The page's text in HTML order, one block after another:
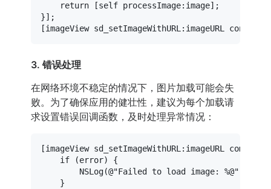
    return [self processImage:image];
}];
3. 错误处理
在网络环境不稳定的情况下，图片加载可能会失
败。为了确保应用的健壮性，建议为每个加载请
求设置错误回调函数，及时处理异常情况：
[imageView sd_setImageWithURL:imageURL
    if (error) {
NSLog(@"Failed to load image: %@",
    }